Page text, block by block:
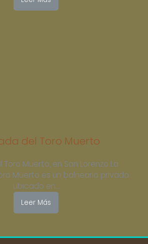
del Toro Muerto
Muerto, en San Lorenzo La
Muerto es un balneario privado
ubicado en…
Leer Más